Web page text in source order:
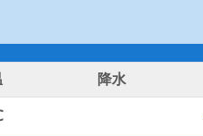
降水